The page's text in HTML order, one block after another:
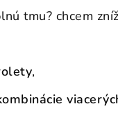
tmu? chcem
,